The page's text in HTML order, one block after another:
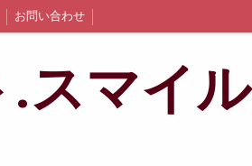
お問い合わせ
スマイル